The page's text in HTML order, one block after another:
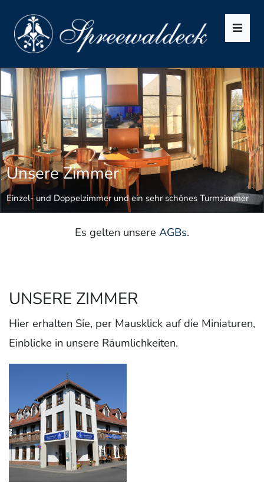
Unsere Zimmer
Einzel- und Doppelzimmer und ein sehr schönes Turmzimmer
Es gelten unsere AGBs.
UNSERE ZIMMER
Hier erhalten Sie, per Mausklick auf die Miniaturen,
Einblicke in unsere Räumlichkeiten.